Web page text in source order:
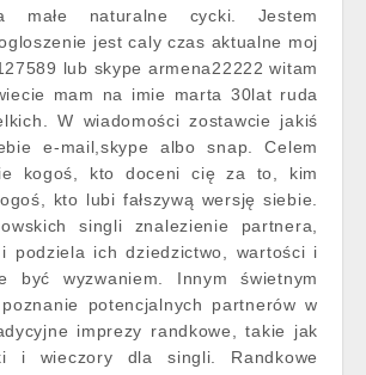
małe naturalne cycki. Jestem
jest caly czas aktualne moj
lub skype armena22222 witam
mam na imie marta 30lat ruda
W wiadomości zostawcie jakiś
e-mail,skype albo snap. Celem
kogoś, kto doceni cię za to, kim
kto lubi fałszywą wersję siebie.
singli znalezienie partnera,
podziela ich dziedzictwo, wartości i
być wyzwaniem. Innym świetnym
potencjalnych partnerów w
imprezy randkowe, takie jak
i wieczory dla singli. Randkowe